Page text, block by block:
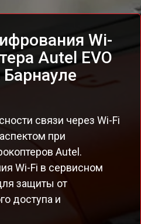
Wi-
Autel EVO
связи через Wi-Fi
при
Autel.
Wi-Fi в сервисном
защиты от
доступа и